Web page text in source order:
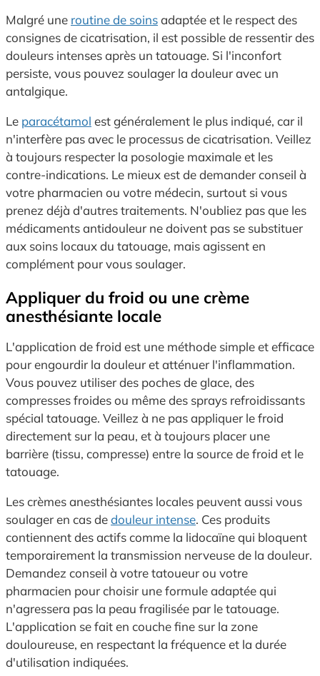
Malgré une routine de soinsadaptée et le respect des
consignes de cicatrisation, il est possible de ressentir des
douleurs intenses après un tatouage. Si l'inconfort
persiste, vous pouvez soulager la douleur avec un
antalgique.
Le paracétamol est généralement le plus indiqué, car il
n'interfère pas avec le processus de cicatrisation. Veillez
à toujours respecter la posologie maximale et les
contre-indications. Le mieux est de demander conseil à
votre pharmacien ou votre médecin, surtout si vous
prenez déjà d'autres traitements. N'oubliez pas que les
médicaments antidouleur ne doivent pas se substituer
aux soins locaux du tatouage, mais agissent en
complément pour vous soulager.
Appliquer du froid ou une crème
anesthésiante locale
L'application de froid est une méthode simple et efficace
pour engourdir la douleur et atténuer l'inflammation.
Vous pouvez utiliser des poches de glace, des
compresses froides ou même des sprays refroidissants
spécial tatouage. Veillez à ne pas appliquer le froid
directement sur la peau, et à toujours placer une
barrière (tissu, compresse) entre la source de froid et le
tatouage.
Les crèmes anesthésiantes locales peuvent aussi vous
soulager en cas dedouleur intense. Ces produits
contiennent des actifs comme la lidocaïne qui bloquent
temporairement la transmission nerveuse de la douleur.
Demandez conseil à votre tatoueur ou votre
pharmacien pour choisir une formule adaptée qui
n'agressera pas la peau fragilisée par le tatouage.
L'application se fait en couche fine sur la zone
douloureuse, en respectant la fréquence et la durée
d'utilisation indiquées.